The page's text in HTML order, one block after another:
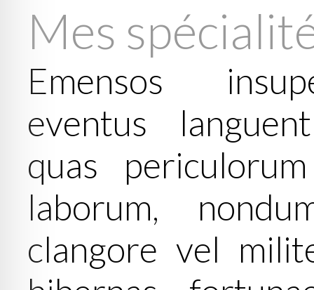
Mes
Emensos
eventus
quas
laborum,
clangore vel